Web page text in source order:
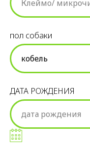
пол собаки
ДАТА РОЖДЕНИЯ